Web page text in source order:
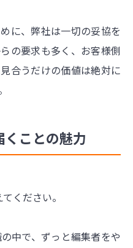
に、弊社は一切の妥協を
の要求も多く、お客様側
合うだけの価値は絶対に
ことの魅力
ください。
中で、ずっと編集者をや